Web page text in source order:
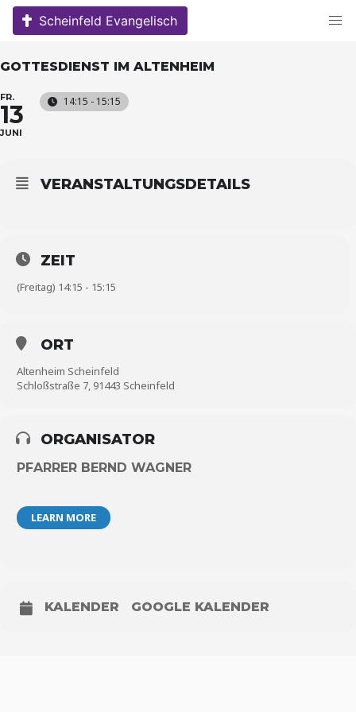
Skip
Scheinfeld Evangelisch
GOTTESDIENST IM ALTENHEIM
FR.
13
JUNI
14:15 - 15:15
VERANSTALTUNGSDETAILS
ZEIT
(Freitag) 14:15 - 15:15
ORT
Altenheim Scheinfeld
Schloßstraße 7, 91443 Scheinfeld
ORGANISATOR
PFARRER BERND WAGNER
LEARN MORE
KALENDER GOOGLE KALENDER